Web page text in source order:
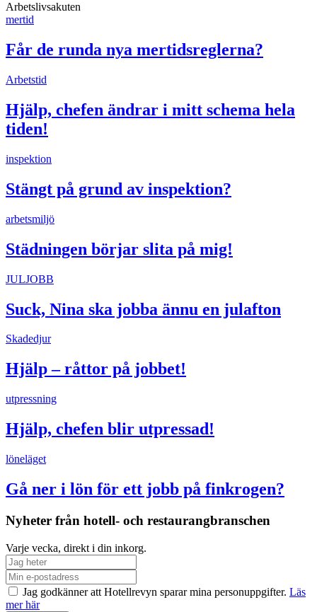
Arbetslivsakuten
mertid
Får de runda nya mertidsreglerna?
Arbetstid
Hjälp, chefen ändrar i mitt schema hela
tiden!
inspektion
Stängt på grund av inspektion?
arbetsmiljö
Städningen börjar slita på mig!
JULJOBB
Suck, Nina ska jobba ännu en julafton
Skadedjur
Hjälp – råttor på jobbet!
utpressning
Hjälp, chefen blir utpressad!
löneläget
Gå ner i lön för ett jobb på finkrogen?
Nyheter från hotell- och restaurangbranschen
Varje vecka, direkt i din inkorg.
Jag godkänner att Hotellrevyn sparar mina personuppgifter. Läs
mer här